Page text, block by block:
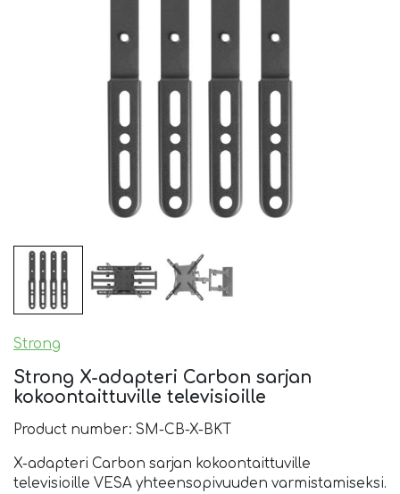
Strong
Strong X-adapteri Carbon sarjan
kokoontaittuville televisioille
Product number: SM-CB-X-BKT
X-adapteri Carbon sarjan kokoontaittuville
televisioille VESA yhteensopivuuden varmistamiseksi.